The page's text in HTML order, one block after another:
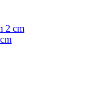
2 cm